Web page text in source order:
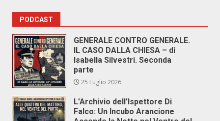
PODCAST
GENERALE CONTRO GENERALE.
IL CASO DALLA CHIESA – di
Isabella Silvestri. Seconda
parte
25 Luglio 2026
L’Archivio dell’Ispettore Di
Falco: Un Incubo Arancione